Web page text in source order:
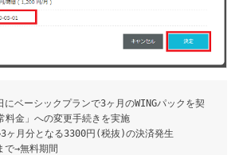
ベーシックプランで3ヶ月のWINGパックを契
料金」への変更手続きを実施
ヶ月分となる3300円(税抜)の決済発生
で→無料期間